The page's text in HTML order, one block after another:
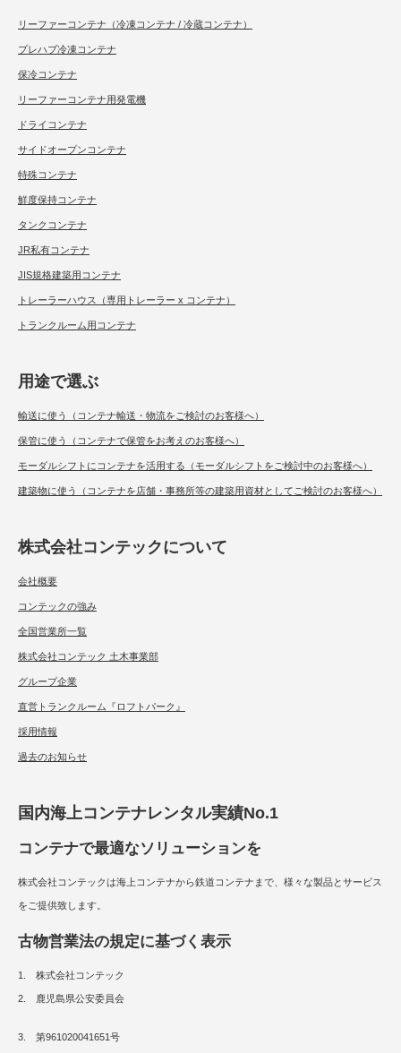
リーファーコンテナ（冷凍コンテナ / 冷蔵コンテナ）
プレハブ冷凍コンテナ
保冷コンテナ
リーファーコンテナ用発電機
ドライコンテナ
サイドオープンコンテナ
特殊コンテナ
鮮度保持コンテナ
タンクコンテナ
JR私有コンテナ
JIS規格建築用コンテナ
トレーラーハウス（専用トレーラー x コンテナ）
トランクルーム用コンテナ
用途で選ぶ
輸送に使う（コンテナ輸送・物流をご検討のお客様へ）
保管に使う（コンテナで保管をお考えのお客様へ）
モーダルシフトにコンテナを活用する（モーダルシフトをご検討中のお客様へ）
建築物に使う（コンテナを店舗・事務所等の建築用資材としてご検討のお客様へ）
株式会社コンテックについて
会社概要
コンテックの強み
全国営業所一覧
株式会社コンテック 土木事業部
グループ企業
直営トランクルーム『ロフトパーク』
採用情報
過去のお知らせ
国内海上コンテナレンタル実績No.1
コンテナで最適なソリューションを
株式会社コンテックは海上コンテナから鉄道コンテナまで、様々な製品とサービス
をご提供致します。
古物営業法の規定に基づく表示
1. 株式会社コンテック
2. 鹿児島県公安委員会
3. 第961020041651号